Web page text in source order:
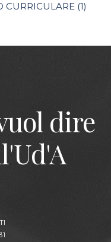
CURRICULARE (1)
dire